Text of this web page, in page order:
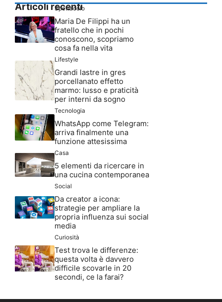
Articoli recenti
Spettacolo
Maria De Filippi ha un
fratello che in pochi
conoscono, scopriamo
cosa fa nella vita
Lifestyle
Grandi lastre in gres
porcellanato effetto
marmo: lusso e praticità
per interni da sogno
Tecnologia
WhatsApp come Telegram:
arriva finalmente una
funzione attesissima
Casa
5 elementi da ricercare in
una cucina contemporanea
Social
Da creator a icona:
strategie per ampliare la
propria influenza sui social
media
Curiosità
Test trova le differenze:
questa volta è davvero
difficile scovarle in 20
secondi, ce la farai?